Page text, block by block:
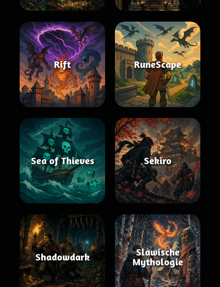
Rift RuneScape
Sea of Thieves Sekiro
Shadowdark
Slawische
Mythologie